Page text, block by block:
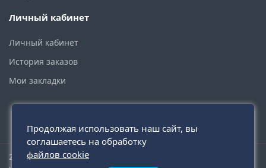
Личный кабинет
Личный кабинет
История заказов
Мои закладки
2015 - 2026 © santehmoskva.ru — интернет-магазин сантехники
Продолжая использовать наш сайт, вы
соглашаетесь на обработку
файлов cookie